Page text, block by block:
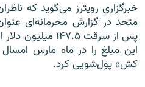
خبرگزاری رویترز می‌گوید که
متحد در گزارش محرمانه‌ای
پس از سرقت ۱۴۷.۵
این مبلغ را در ماه مارس امسال
کش» پول‌شویی کرد.